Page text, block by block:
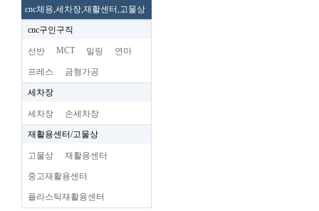
cnc체용,세차장,재활센터,고물상
cnc구인구직
선반 MCT 밀링 연마
프레스 금형가공
세차장
세차장 손세차장
재활용센터/고물상
고물상 재활용센터
중고재활용센터
플라스틱재활용센터